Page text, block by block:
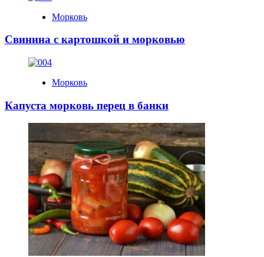
Морковь
Свинина с картошкой и морковью
Морковь
Капуста морковь перец в банки